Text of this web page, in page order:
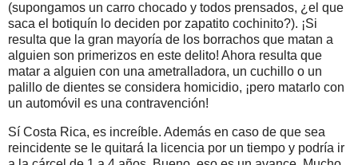
(supongamos un carro chocado y todos prensados, ¿el que
saca el botiquín lo deciden por zapatito cochinito?). ¡Si
resulta que la gran mayoría de los borrachos que matan a
alguien son primerizos en este delito! Ahora resulta que
matar a alguien con una ametralladora, un cuchillo o un
palillo de dientes se considera homicidio, ¡pero matarlo con
un automóvil es una contravención!
Sí Costa Rica, es increíble. Además en caso de que sea
reincidente se le quitará la licencia por un tiempo y podría ir